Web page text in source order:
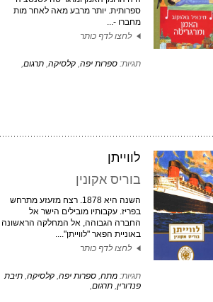
ספרותית. יותר מרבע מאה לאחר מות
מחברו -...
לחצו לדף כותר
תגיות: ספרות יפה, קלסיקה, תרגום,
לווייתן
בוריס אקונין
השנה היא 1878. רצח מזעזע מתרחש
בפריז. עקבותיו מובילים הישר אל
החברה הגבוהה, אל המחלקה הראשונה
באוניית הפאר "לווייתן"....
לחצו לדף כותר
תגיות: מתח, ספרות יפה, קלסיקה, תיבת
פנדורין, תרגום,